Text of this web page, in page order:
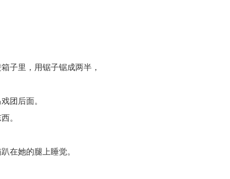
子里，用锯子锯成两半，
团后面。
。
在她的腿上睡觉。